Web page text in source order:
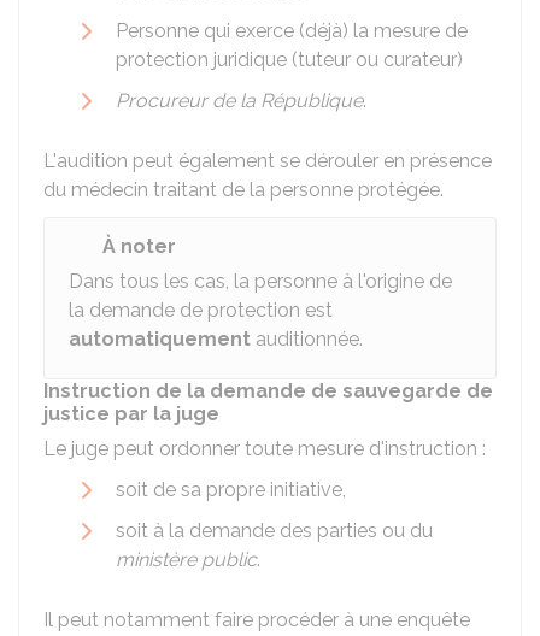
Personne qui exerce (déjà) la mesure de
protection juridique (tuteur ou curateur)
Procureur de la République.
L'audition peut également se dérouler en présence
du médecin traitant de la personne protégée.
À noter
Dans tous les cas, la personne à l'origine de
la demande de protection est
automatiquement auditionnée.
Instruction de la demande de sauvegarde de
justice par la juge
Le juge peut ordonner toute mesure d'instruction :
soit de sa propre initiative,
soit à la demande des parties ou du
ministère public.
Il peut notamment faire procéder à une enquête